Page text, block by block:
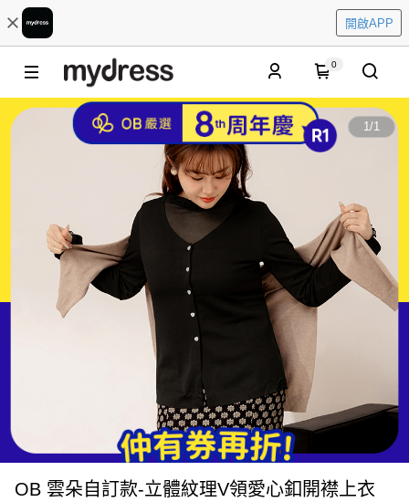
開啟APP
0
1/1
OB 雲朵自訂款-立體紋理V領愛心釦開襟上衣